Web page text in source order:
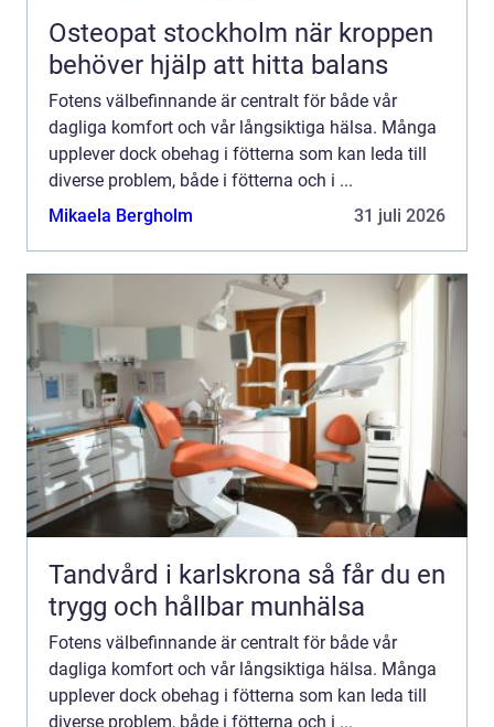
Osteopat stockholm när kroppen
behöver hjälp att hitta balans
Fotens välbefinnande är centralt för både vår
dagliga komfort och vår långsiktiga hälsa. Många
upplever dock obehag i fötterna som kan leda till
diverse problem, både i fötterna och i ...
Mikaela Bergholm
31 juli 2026
Tandvård i karlskrona så får du en
trygg och hållbar munhälsa
Fotens välbefinnande är centralt för både vår
dagliga komfort och vår långsiktiga hälsa. Många
upplever dock obehag i fötterna som kan leda till
diverse problem, både i fötterna och i ...